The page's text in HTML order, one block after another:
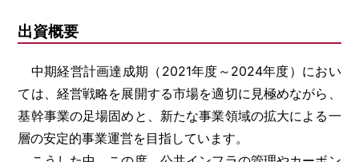
［道路交通部､国土･海洋部､企画部］
出資概要
中期経営計画達成期（2021年度～2024年度）におい
ては、経営戦略を展開する市場を適切に見極めながら、
基幹事業の足場固めと、新たな事業領域の拡大による一
層の安定的事業運営を目指しています。